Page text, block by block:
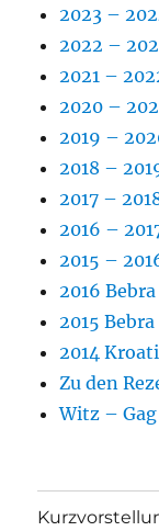
2023 –
2022 –
2021 –
2020 –
2019 –
2018 –
2017 –
2016 –
2015 –
2016
2015
2014
Zu den
Witz – Gag